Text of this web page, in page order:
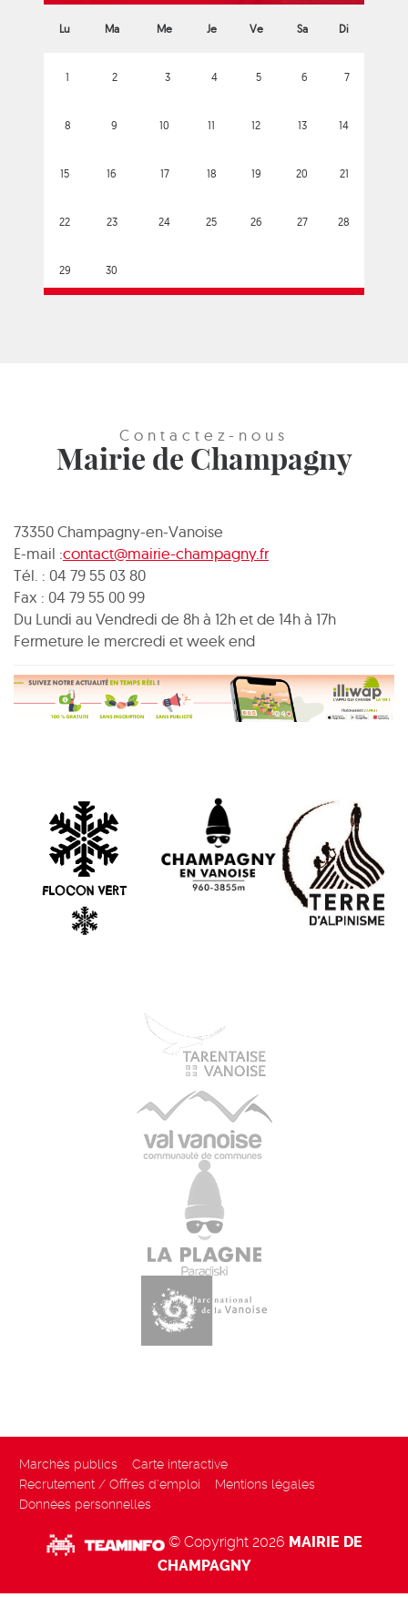
Lu Ma Me Je Ve Sa Di
1 2 3 4 5 6 7
8 9 10 11 12 13 14
15 16 17 18 19 20 21
22 23 24 25 26 27 28
29 30
Contactez-nous
Mairie de Champagny
73350 Champagny-en-Vanoise
E-mail :contact@mairie-champagny.fr
Tél. : 04 79 55 03 80
Fax : 04 79 55 00 99
Du Lundi au Vendredi de 8h à 12h et de 14h à 17h
Fermeture le mercredi et week end
Marchés publics
Carte interactive
Recrutement / Offres d'emploi
Mentions légales
Données personnelles
© Copyright 2026 MAIRIE DE
CHAMPAGNY